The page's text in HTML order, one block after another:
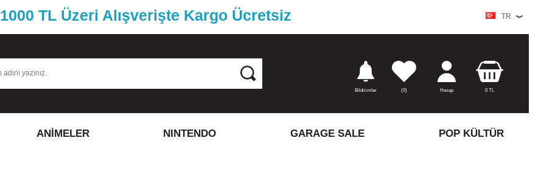
1000 TL Üzeri Alışverişte Kargo Ücretsiz TR
Bildirimler (0) Hesap 0TL
ANİMELER NINTENDO GARAGE SALE POP KÜLTÜR